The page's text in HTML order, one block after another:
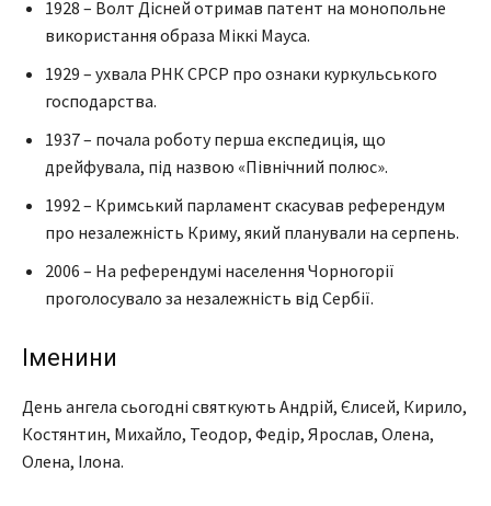
1928 – Волт Дісней отримав патент на монопольне
використання образа Міккі Мауса.
1929 – ухвала РНК СРСР про ознаки куркульського
господарства.
1937 – почала роботу перша експедиція, що
дрейфувала, під назвою «Північний полюс».
1992 – Кримський парламент скасував референдум
про незалежність Криму, який планували на серпень.
2006 – На референдумі населення Чорногорії
проголосувало за незалежність від Сербії.
Іменини
День ангела сьогодні святкують Андрій, Єлисей, Кирило,
Костянтин, Михайло, Теодор, Федір, Ярослав, Олена,
Олена, Ілона.